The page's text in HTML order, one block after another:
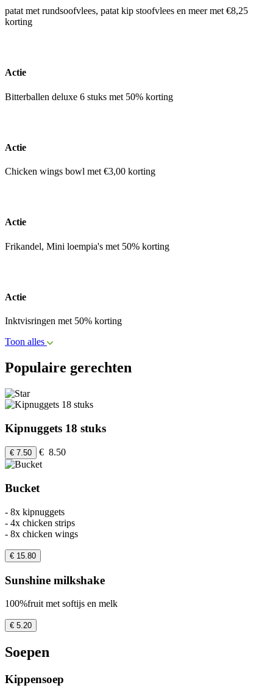
patat met rundsoofvlees, patat kip stoofvlees en meer met €8,25
korting
Actie
Bitterballen deluxe 6 stuks met 50% korting
Actie
Chicken wings bowl met €3,00 korting
Actie
Frikandel , Mini loempia's met 50% korting
Actie
Inktvisringen met 50% korting
Toon alles
Populaire gerechten
Kipnuggets 18 stuks
€ 7.50 € 8.50
Bucket
- 8x kipnuggets
- 4x chicken strips
- 8x chicken wings
€ 15.80
Sunshine milkshake
100%fruit met softijs en melk
€ 5.20
Soepen
Kippensoep